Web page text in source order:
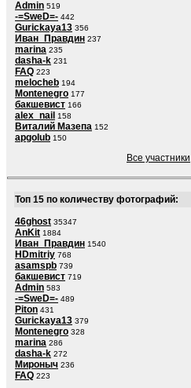
Admin 519
-=SweD=- 442
Gurickaya13 356
Иван_Правдин 237
marina 235
dasha-k 231
FAQ 223
melocheb 194
Montenegro 177
бакшевист 166
alex_nail 158
Виталий Мазепа 152
apgolub 150
Все участники
Топ 15 по количеству фотографий:
46ghost 35347
AnKit 1884
Иван_Правдин 1540
HDmitriy 768
asamspb 739
бакшевист 719
Admin 583
-=SweD=- 489
Piton 431
Gurickaya13 379
Montenegro 328
marina 286
dasha-k 272
Мироныч 236
FAQ 223